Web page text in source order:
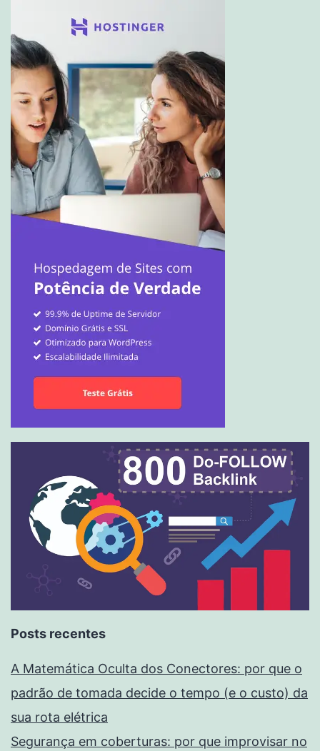
Posts recentes
A Matemática Oculta dos Conectores: por que o
padrão de tomada decide o tempo (e o custo) da
sua rota elétrica
Segurança em coberturas: por que improvisar no